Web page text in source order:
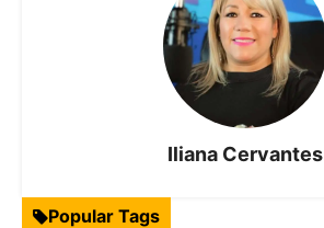
Iliana Cervantes
Popular Tags